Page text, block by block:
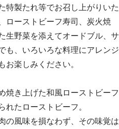
特製たれ等でお召し上がりいた
ローストビーフ寿司、炭火焼
生野菜を添えてオードブル、サ
も、いろいろな料理にアレンジ
お楽しみください。
焼き上げた和風ローストビーフ
れたローストビーフ。
の風味を損なわず、その味覚は